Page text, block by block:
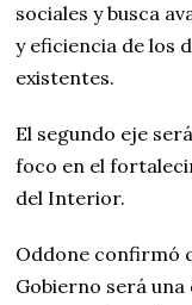
sociales y busca
y eficiencia de los
existentes.
El segundo eje
foco en el
del Interior.
Oddone confirmó
Gobierno será